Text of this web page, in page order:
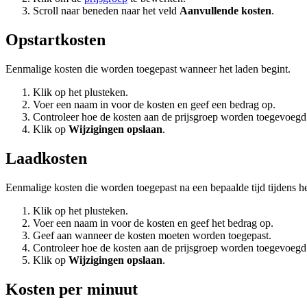
Scroll naar beneden naar het veld Aanvullende kosten.
Opstartkosten
Eenmalige kosten die worden toegepast wanneer het laden begint.
Klik op het plusteken.
Voer een naam in voor de kosten en geef een bedrag op.
Controleer hoe de kosten aan de prijsgroep worden
Klik op Wijzigingen opslaan.
Laadkosten
Eenmalige kosten die worden toegepast na een bepaalde tijd tijdens
Klik op het plusteken.
Voer een naam in voor de kosten en geef het bedrag op.
Geef aan wanneer de kosten moeten worden toegepast.
Controleer hoe de kosten aan de prijsgroep worden
Klik op Wijzigingen opslaan.
Kosten per minuut